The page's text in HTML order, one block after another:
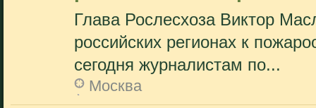
Глава Рослесхоза Виктор
российских регионах к
сегодня журналистам по...
Москва